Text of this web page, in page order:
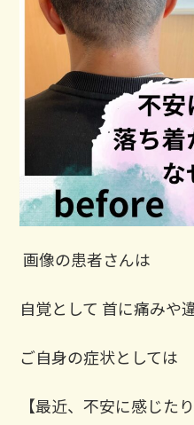
⁡ 画像の患者さんは
自覚として 首に痛みや
ご自身の症状としては
【最近、不安に感じたり